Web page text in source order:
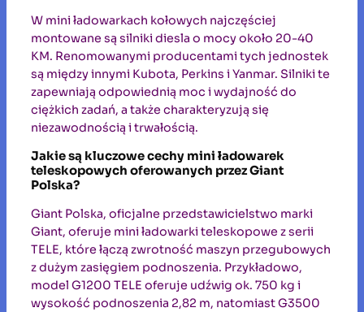
W mini ładowarkach kołowych najczęściej
montowane są silniki diesla o mocy około 20-40
KM. Renomowanymi producentami tych jednostek
są między innymi Kubota, Perkins i Yanmar. Silniki te
zapewniają odpowiednią moc i wydajność do
ciężkich zadań, a także charakteryzują się
niezawodnością i trwałością.
Jakie są kluczowe cechy mini ładowarek
teleskopowych oferowanych przez Giant
Polska?
Giant Polska, oficjalne przedstawicielstwo marki
Giant, oferuje mini ładowarki teleskopowe z serii
TELE, które łączą zwrotność maszyn przegubowych
z dużym zasięgiem podnoszenia. Przykładowo,
model G1200 TELE oferuje udźwig ok. 750 kg i
wysokość podnoszenia 2,82 m, natomiast G3500